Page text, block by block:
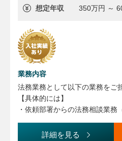
想定年収
350万円 ～
業務内容
法務業務として以下の業務をご
【具体的には】
・依頼部署からの法務相談業務
他契約の法務審査や締結にまつ
詳細を見る